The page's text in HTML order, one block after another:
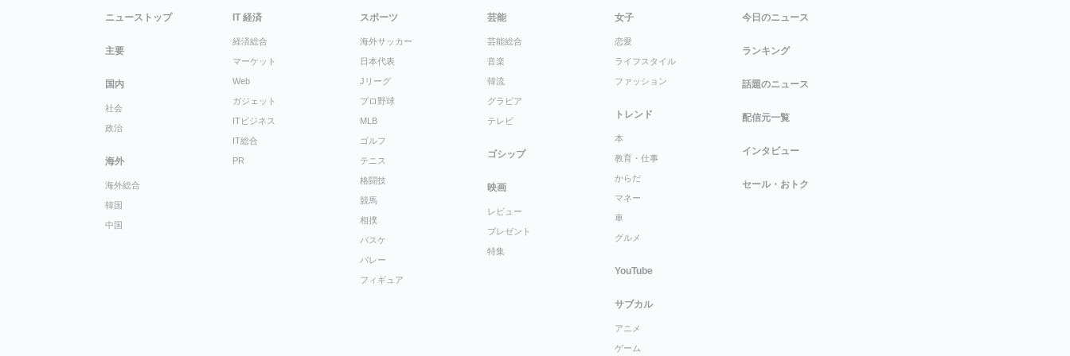
ニューストップ
主要
国内
社会
政治
海外
海外総合
韓国
中国
IT 経済
経済総合
マーケット
Web
ガジェット
ITビジネス
IT総合
PR
スポーツ
海外サッカー
日本代表
Jリーグ
プロ野球
MLB
ゴルフ
テニス
格闘技
競馬
相撲
バスケ
バレー
フィギュア
芸能
芸能総合
音楽
韓流
グラビア
テレビ
ゴシップ
映画
レビュー
プレゼント
特集
女子
恋愛
ライフスタイル
ファッション
トレンド
本
教育・仕事
からだ
マネー
車
グルメ
YouTube
サブカル
アニメ
ゲーム
今日のニュース
ランキング
話題のニュース
配信元一覧
インタビュー
セール・おトク